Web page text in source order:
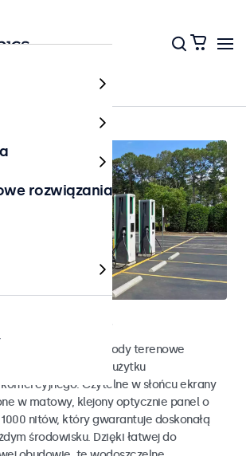
dotykowe
na działanie pogody terenowe
przystosowane do użytku
Czytelne w słońcu ekrany
w matowy, klejony optycznie panel o
nitów, który gwarantuje doskonałą
środowisku. Dzięki łatwej do
rozwiązania